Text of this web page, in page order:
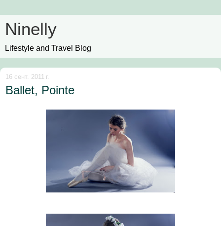
Ninelly
Lifestyle and Travel Blog
16 сент. 2011 г.
Ballet, Pointe